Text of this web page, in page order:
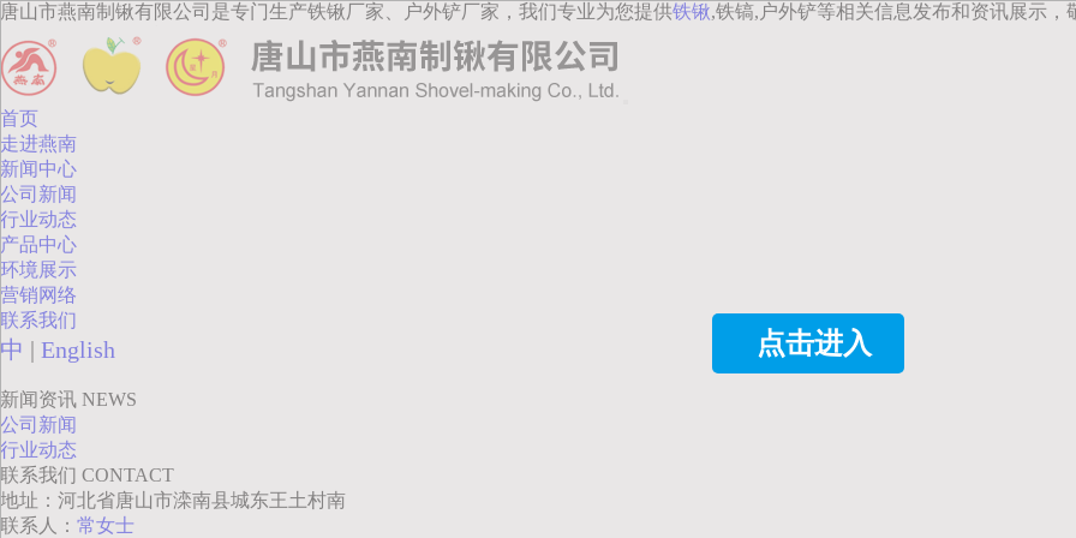
点击进入
唐山市燕南制锹有限公司是专门生产铁锹厂家、户外铲厂家，我们专业为您提供铁锹,铁镐,户外铲等相关信息发布和资讯展示，
首页
走进燕南
新闻中心
公司新闻
行业动态
产品中心
环境展示
营销网络
联系我们
中 | English
新闻资讯 NEWS
公司新闻
行业动态
联系我们 CONTACT
地址：河北省唐山市滦南县城东王土村南
联系人： 常女士